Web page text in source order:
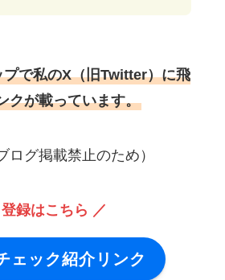
プで私のX（旧Twitter）に飛
クが載っています。
ログ掲載禁止のため）
録はこちら ／
ェック紹介リンク